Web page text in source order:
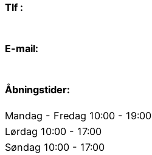
Tlf :
E-mail:
Åbningstider:
Mandag - Fredag 10:00 - 19:00
Lørdag 10:00 - 17:00
Søndag 10:00 - 17:00